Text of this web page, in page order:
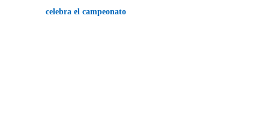
celebra el campeonato